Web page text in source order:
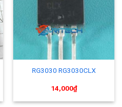
RG3030 RG3030CLX
14,000₫